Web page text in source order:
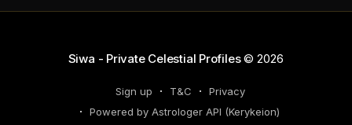
Siwa - Private Celestial Profiles© 2026
Sign up T&C
Privacy
Powered by Astrologer API (Kerykeion)